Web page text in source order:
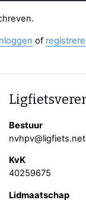
of
Bestuur
nvhpv@ligfiets.net
KvK
40259675
Lidmaatschap